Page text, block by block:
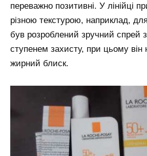
переважно позитивні. У лінійці
різною текстурою, наприклад,
був розроблений зручний спрей
ступенем захисту, при цьому він
жирний блиск.